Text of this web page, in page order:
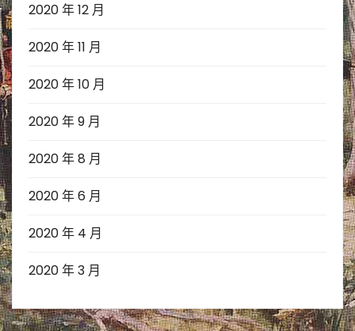
2020 年 12 月
2020 年 11 月
2020 年 10 月
2020 年 9 月
2020 年 8 月
2020 年 6 月
2020 年 4 月
2020 年 3 月